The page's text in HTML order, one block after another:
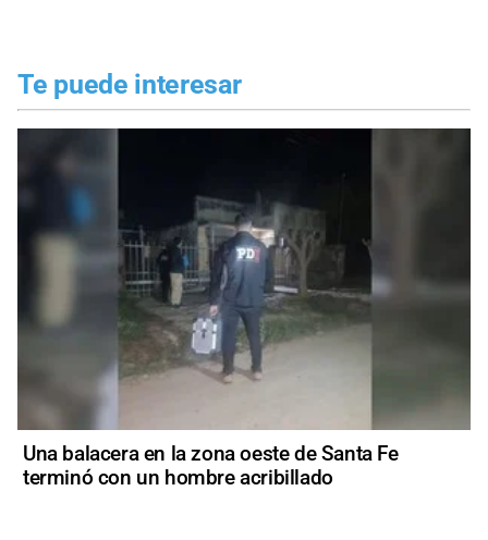
Te puede interesar
Una balacera en la zona oeste de Santa Fe
terminó con un hombre acribillado